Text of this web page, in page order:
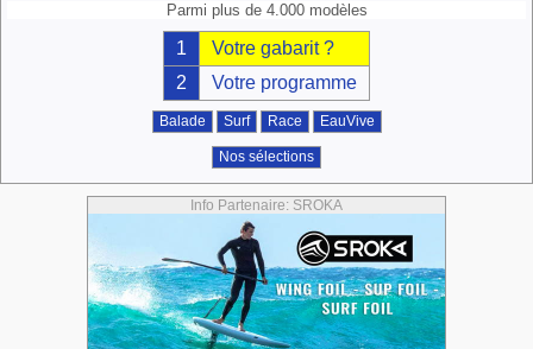
Parmi plus de 4.000 modèles
1
Votre gabarit ?
2
Votre programme
Balade Surf Race EauVive
Nos sélections
Info Partenaire: SROKA